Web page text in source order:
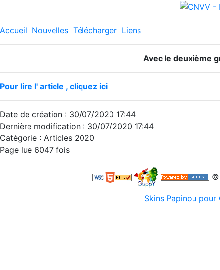
Accueil Nouvelles Télécharger Liens
Avec le deuxième
Pour lire l' article , cliquez ici
Date de création : 30/07/2020 17:44
Dernière modification : 30/07/2020 17:44
Catégorie : Articles 2020
Page lue 6047 fois
©
Skins Papinou